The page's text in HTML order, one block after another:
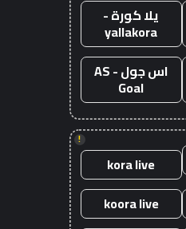
يلا كورة -
yallakora
اس جول - AS
Goal
!
kora live
koora live